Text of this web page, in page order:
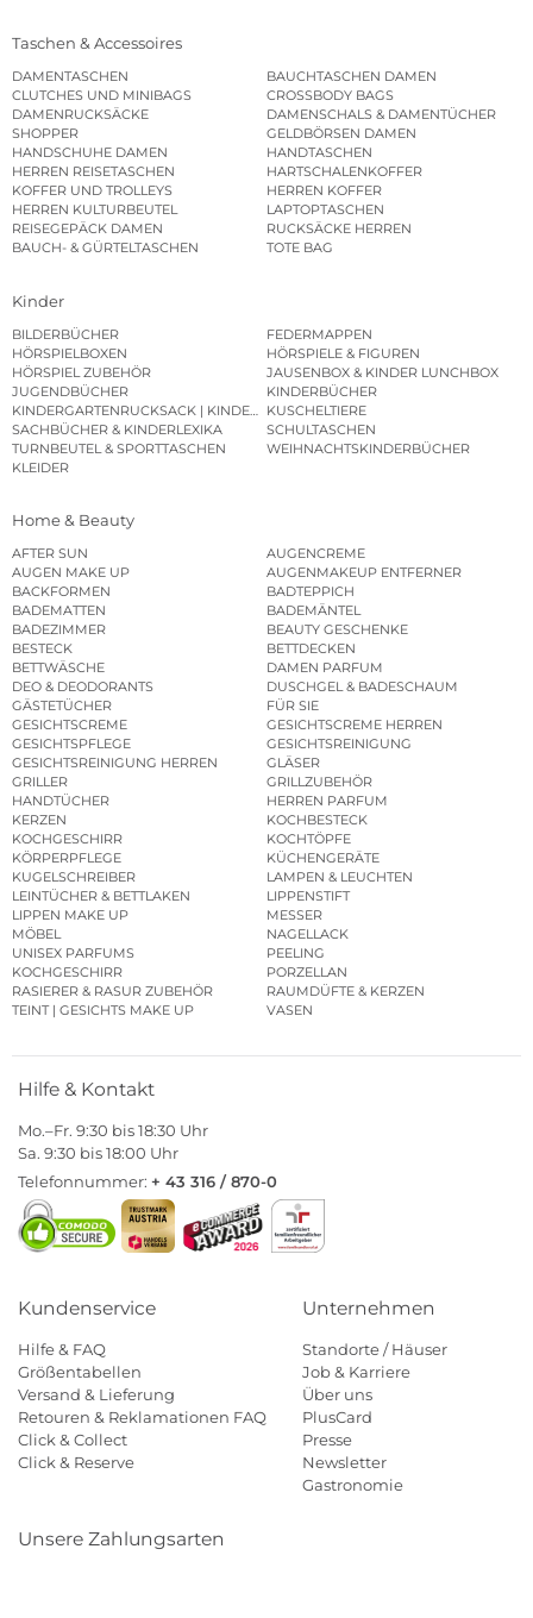
Taschen & Accessoires
DAMENTASCHEN
BAUCHTASCHEN DAMEN
CLUTCHES UND MINIBAGS
CROSSBODY BAGS
DAMENRUCKSÄCKE
DAMENSCHALS & DAMENTÜCHER
SHOPPER
GELDBÖRSEN DAMEN
HANDSCHUHE DAMEN
HANDTASCHEN
HERREN REISETASCHEN
HARTSCHALENKOFFER
KOFFER UND TROLLEYS
HERREN KOFFER
HERREN KULTURBEUTEL
LAPTOPTASCHEN
REISEGEPÄCK DAMEN
RUCKSÄCKE HERREN
BAUCH- & GÜRTELTASCHEN
TOTE BAG
Kinder
BILDERBÜCHER
FEDERMAPPEN
HÖRSPIELBOXEN
HÖRSPIELE & FIGUREN
HÖRSPIEL ZUBEHÖR
JAUSENBOX & KINDER LUNCHBOX
JUGENDBÜCHER
KINDERBÜCHER
KINDERGARTENRUCKSACK | KINDERGARTENBEUTEL
KUSCHELTIERE
SACHBÜCHER & KINDERLEXIKA
SCHULTASCHEN
TURNBEUTEL & SPORTTASCHEN
WEIHNACHTSKINDERBÜCHER
KLEIDER
Home & Beauty
AFTER SUN
AUGENCREME
AUGEN MAKE UP
AUGENMAKEUP ENTFERNER
BACKFORMEN
BADTEPPICH
BADEMATTEN
BADEMÄNTEL
BADEZIMMER
BEAUTY GESCHENKE
BESTECK
BETTDECKEN
BETTWÄSCHE
DAMEN PARFUM
DEO & DEODORANTS
DUSCHGEL & BADESCHAUM
GÄSTETÜCHER
FÜR SIE
GESICHTSCREME
GESICHTSCREME HERREN
GESICHTSPFLEGE
GESICHTSREINIGUNG
GESICHTSREINIGUNG HERREN
GLÄSER
GRILLER
GRILLZUBEHÖR
HANDTÜCHER
HERREN PARFUM
KERZEN
KOCHBESTECK
KOCHGESCHIRR
KOCHTÖPFE
KÖRPERPFLEGE
KÜCHENGERÄTE
KUGELSCHREIBER
LAMPEN & LEUCHTEN
LEINTÜCHER & BETTLAKEN
LIPPENSTIFT
LIPPEN MAKE UP
MESSER
MÖBEL
NAGELLACK
UNISEX PARFUMS
PEELING
KOCHGESCHIRR
PORZELLAN
RASIERER & RASUR ZUBEHÖR
RAUMDÜFTE & KERZEN
TEINT | GESICHTS MAKE UP
VASEN
Hilfe & Kontakt
Mo.–Fr. 9:30 bis 18:30 Uhr
Sa. 9:30 bis 18:00 Uhr
Telefonnummer: + 43 316 / 870-0
Kundenservice
Hilfe & FAQ
Größentabellen
Versand & Lieferung
Retouren & Reklamationen FAQ
Click & Collect
Click & Reserve
Unternehmen
Standorte / Häuser
Job & Karriere
Über uns
PlusCard
Presse
Newsletter
Gastronomie
Unsere Zahlungsarten